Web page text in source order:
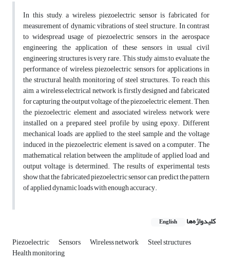
In this study, a wireless piezoelectric sensor is fabricated for
measurement of dynamic vibrations of steel structure. In contrast
to widespread usage of piezoelectric sensors in the aerospace
engineering, the application of these sensors in usual civil
engineering structures is very rare. This study aims to evaluate the
performance of wireless piezoelectric sensors for applications in
the structural health monitoring of steel structures. To reach this
aim, a wireless electrical network is firstly designed and fabricated
for capturing the output voltage of the piezoelectric element. Then,
the piezoelectric element and associated wireless network were
installed on a prepared steel profile by using epoxy. Different
mechanical loads are applied to the steel sample and the voltage
induced in the piezoelectric element is saved on a computer. The
mathematical relation between the amplitude of applied load and
output voltage is determined. The results of experimental tests
show that the fabricated piezoelectric sensor can predict the pattern
of applied dynamic loads with enough accuracy.
کلیدواژه‌ها English
Piezoelectric Sensors Wireless network Steel structures
Health monitoring